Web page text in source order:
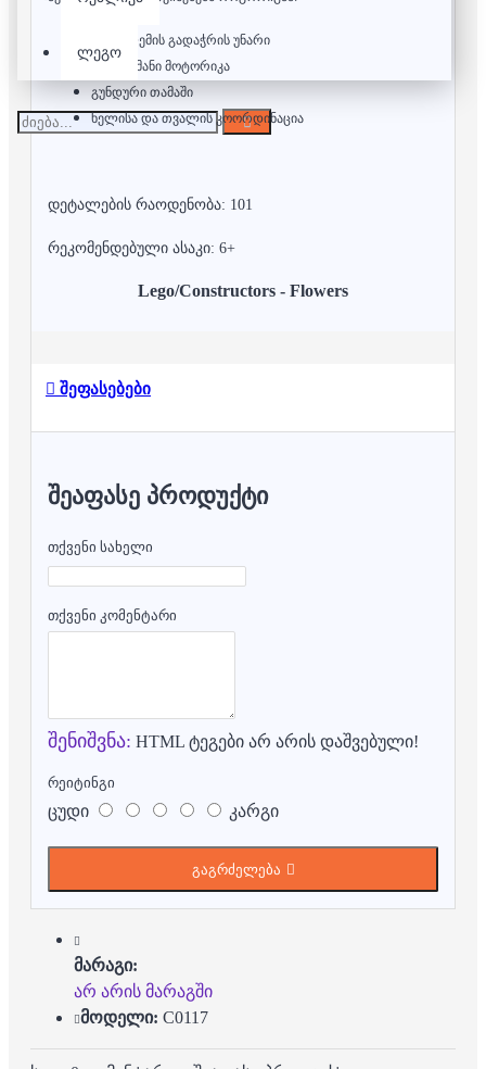
ლეგო
პრობლემის გადაჭრის უნარი
წვრილმანი მოტორიკა
გუნდური თამაში
ხელისა და თვალის კოორდინაცია
დეტალების რაოდენობა: 101
რეკომენდებული ასაკი: 6+
Lego/Constructors - Flowers
შეფასებები
ᲨᲔᲐᲤᲐᲡᲔ ᲞᲠᲝᲓᲣᲥᲢᲘ
თქვენი სახელი
თქვენი კომენტარი
შენიშვნა: HTML ტეგები არ არის დაშვებული!
რეიტინგი
ცუდი კარგი
გაგრძელება
მარაგი:
არ არის მარაგში
მოდელი: C0117